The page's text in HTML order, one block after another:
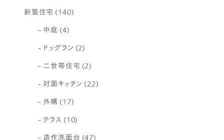
新築住宅 (140)
中庭 (4)
ドッグラン (2)
二世帯住宅 (2)
対面キッチン (22)
外構 (17)
テラス (10)
造作洗面台 (47)